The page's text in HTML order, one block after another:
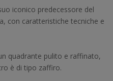
iconico predecessore del
con caratteristiche tecniche e
quadrante pulito e raffinato,
è di tipo zaffiro.